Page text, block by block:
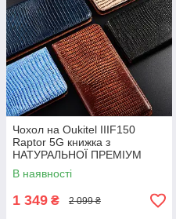
Чохол на Oukitel IIIF150
Raptor 5G книжка з
НАТУРАЛЬНОЇ ПРЕМІУМ
ШКІРИ із підставкою
протиударний магнітний
В наявності
1 349 ₴ 2 099 ₴